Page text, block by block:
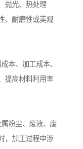
抛光、热处理
、耐磨性或美观
本、加工成本、
提高材料利用率
粉尘、废液、废
，加工过程中涉